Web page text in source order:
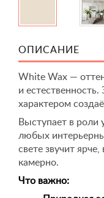
ОПИСАНИЕ
White Wax —
и
характером
Выступает в роли
любых
свете звучит
камерно.
Что важно: